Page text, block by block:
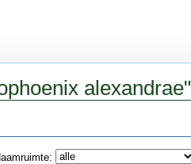
alexandrae"